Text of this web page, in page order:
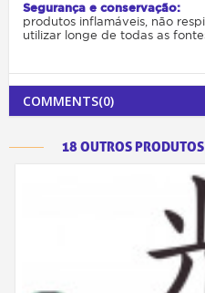
Segurança e conservação:
produtos inflamáveis, não
utilizar longe de todas as
COMMENTS(0)
18 OUTROS